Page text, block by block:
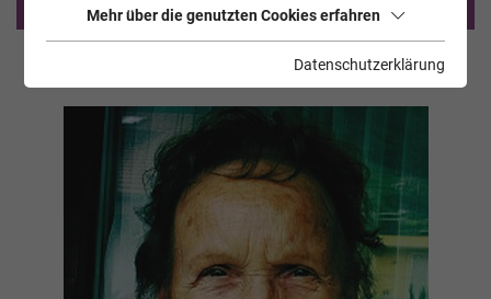
Mehr über die genutzten Cookies erfahren
Datenschutzerklärung